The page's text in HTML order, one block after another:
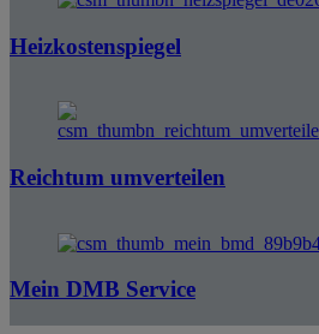
Heizkostenspiegel
Reichtum umverteilen
Mein DMB Service